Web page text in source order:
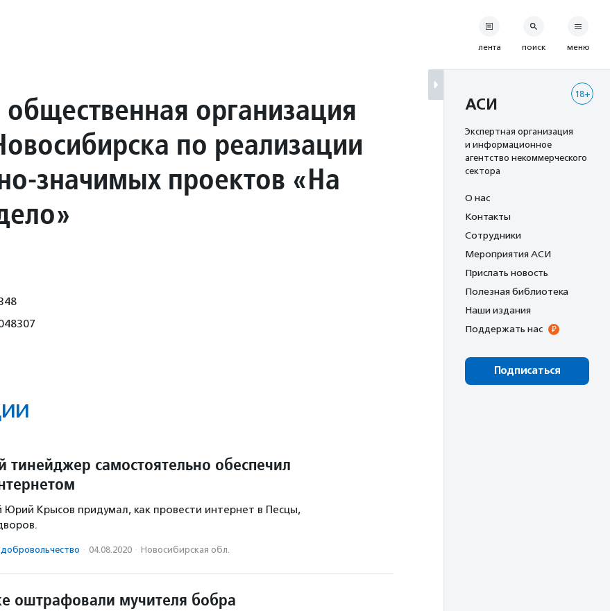
организация
по реализации
значимых проектов «На
тинейджер самостоятельно обеспечил
Крысов придумал, как провести интернет в Песцы,
· 04.08.2020 · Новосибирская обл.
оштрафовали мучителя бобра
лента поиск меню
18+
АСИ
Экспертная организация
и информационное
агентство некоммерческого
сектора
О нас
Контакты
Сотрудники
Мероприятия АСИ
Прислать новость
Полезная библиотека
Наши издания
Поддержать нас
Подписаться